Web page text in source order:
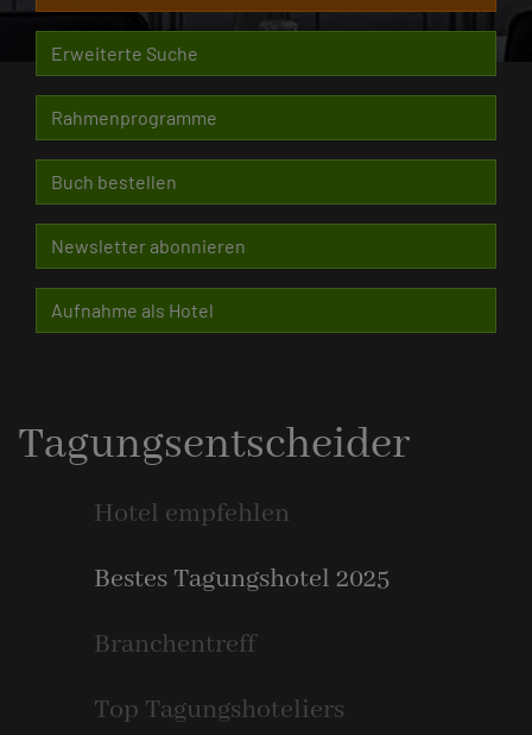
Erweiterte Suche
Rahmenprogramme
Buch bestellen
Newsletter abonnieren
Aufnahme als Hotel
Tagungsentscheider
Hotel empfehlen
Bestes Tagungshotel 2025
Branchentreff
Top Tagungshoteliers